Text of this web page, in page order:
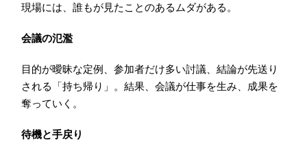
現場には、誰もが見たことのあるムダがある。
会議の氾濫
目的が曖昧な定例、参加者だけ多い討議、結論が先送り
される「持ち帰り」。結果、会議が仕事を生み、成果を
奪っていく。
待機と手戻り